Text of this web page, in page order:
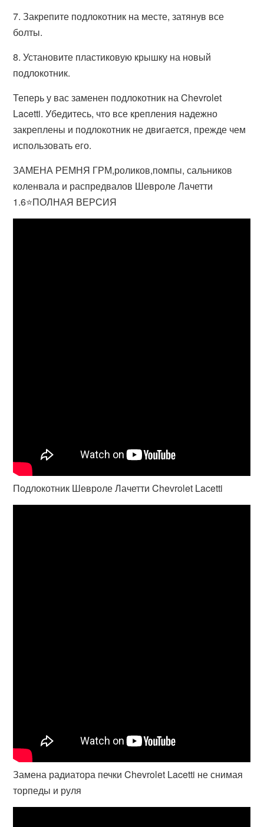
7. Закрепите подлокотник на месте, затянув все
болты.
8. Установите пластиковую крышку на новый
подлокотник.
Теперь у вас заменен подлокотник на Chevrolet
Lacetti. Убедитесь, что все крепления надежно
закреплены и подлокотник не двигается, прежде чем
использовать его.
ЗАМЕНА РЕМНЯ ГРМ,роликов,помпы, сальников
коленвала и распредвалов Шевроле Лачетти
1.6⭐ПОЛНАЯ ВЕРСИЯ
Подлокотник Шевроле Лачетти Chevrolet Lacetti
Замена радиатора печки Chevrolet Lacetti не снимая
торпеды и руля